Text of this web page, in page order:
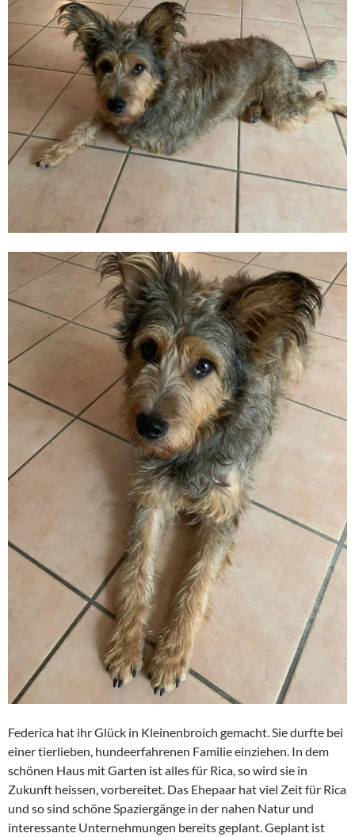
Federica hat ihr Glück in Kleinenbroich gemacht. Sie durfte bei
einer tierlieben, hundeerfahrenen Familie einziehen. In dem
schönen Haus mit Garten ist alles für Rica, so wird sie in
Zukunft heissen, vorbereitet. Das Ehepaar hat viel Zeit für Rica
und so sind schöne Spaziergänge in der nahen Natur und
interessante Unternehmungen bereits geplant. Geplant ist